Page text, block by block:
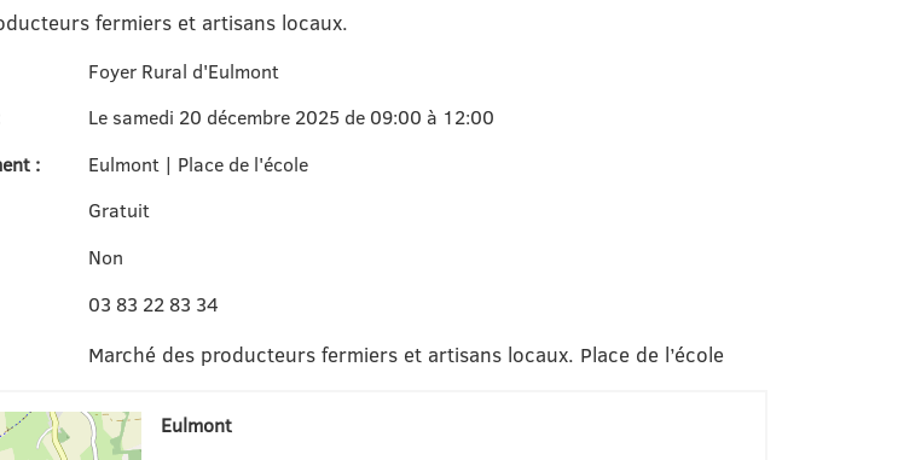
fermiers et artisans locaux.
Foyer Rural d'Eulmont
Le samedi 20 décembre 2025 de 09:00 à 12:00
:
Eulmont | Place de l'école
Gratuit
Non
03 83 22 83 34
Marché des producteurs fermiers et artisans locaux. Place de l’école
Eulmont